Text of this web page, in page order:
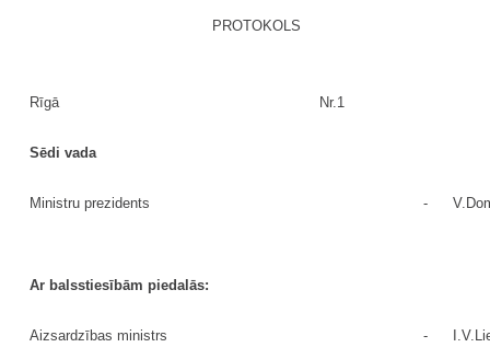
PROTOKOLS
Rīgā Nr.1
Sēdi vada
Ministru prezidents -
Ar balsstiesībām piedalās:
Aizsardzības ministrs -